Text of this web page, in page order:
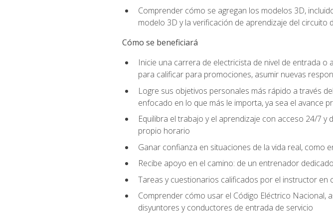
Comprender cómo se agregan los modelos 3D,
modelo 3D y la verificación de aprendizaje del circuito
Cómo se beneficiará
Inicie una carrera de electricista de nivel de entrada
para calificar para promociones, asumir nuevas
Logre sus objetivos personales más rápido a través
enfocado en lo que más le importa, ya sea el avance
Equilibra el trabajo y el aprendizaje con acceso 24/7
propio horario
Ganar confianza en situaciones de la vida real, como
Recibe apoyo en el camino: de un entrenador
Tareas y cuestionarios calificados por el instructor en
Comprender cómo usar el Código Eléctrico Nacional,
disyuntores y conductores de entrada de servicio